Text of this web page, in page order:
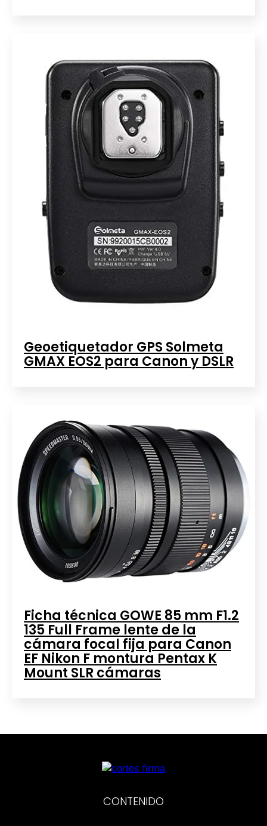
Geoetiquetador GPS Solmeta
GMAX EOS2 para Canon y DSLR
Ficha técnica GOWE 85 mm F1.2
135 Full Frame lente de la
cámara focal fija para Canon
EF Nikon F montura Pentax K
Mount SLR cámaras
CONTENIDO